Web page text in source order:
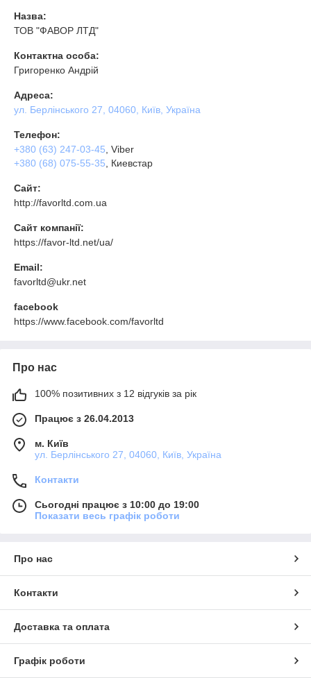
Назва:
ТОВ "ФАВОР ЛТД"
Контактна особа:
Григоренко Андрій
Адреса:
ул. Берлінського 27, 04060, Київ, Україна
Телефон:
+380 (63) 247-03-45, Viber
+380 (68) 075-55-35, Киевстар
Сайт:
http://favorltd.com.ua
Сайт компанії:
https://favor-ltd.net/ua/
Email:
favorltd@ukr.net
facebook
https://www.facebook.com/favorltd
Про нас
100% позитивних з 12 відгуків за рік
Працює з 26.04.2013
м. Київ
ул. Берлінського 27, 04060, Київ, Україна
Контакти
Сьогодні працює з 10:00 до 19:00
Показати весь графік роботи
Про нас
Контакти
Доставка та оплата
Графік роботи